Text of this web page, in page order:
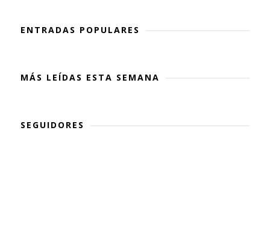
ENTRADAS POPULARES
MÁS LEÍDAS ESTA SEMANA
SEGUIDORES